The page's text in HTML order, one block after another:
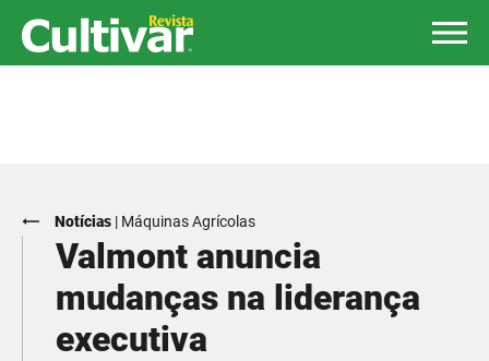
Notícias | Máquinas Agrícolas
Valmont anuncia
mudanças na liderança
executiva